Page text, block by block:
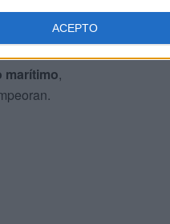
ACEPTO
mañana,
marítimo,